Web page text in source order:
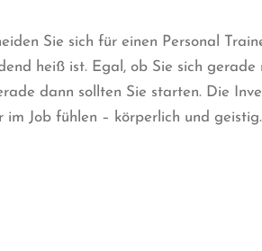
Sie sich für einen Personal
heiß ist. Egal, ob Sie sich
dann sollten Sie starten. Die
Job fühlen – körperlich und